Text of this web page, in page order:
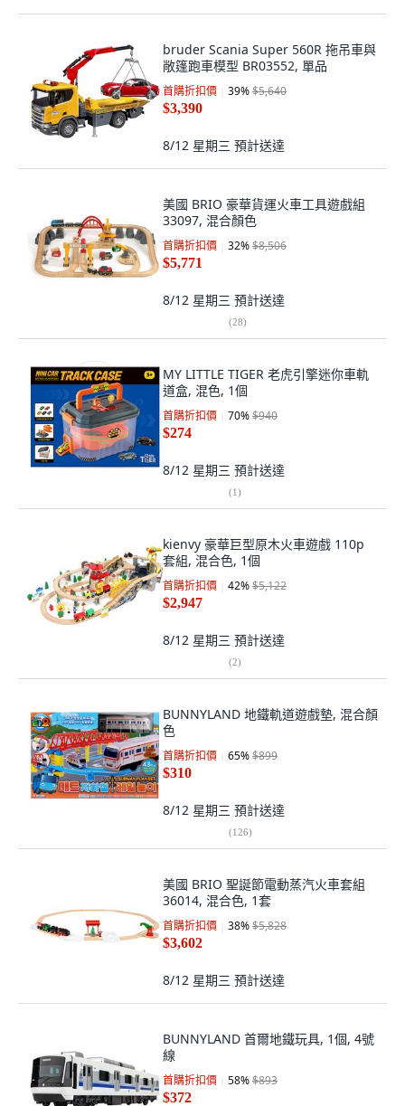
bruder Scania Super 560R 拖吊車與
敞篷跑車模型 BR03552, 單品
首購折扣價 39%$5,640
$3,390
8/12 星期三 預計送達
美國 BRIO 豪華貨運火車工具遊戲組
33097, 混合顏色
首購折扣價 32%$8,506
$5,771
8/12 星期三 預計送達
(28)
MY LITTLE TIGER 老虎引擎迷你車軌
道盒, 混色, 1個
首購折扣價 70%$940
$274
8/12 星期三 預計送達
(1)
kienvy 豪華巨型原木火車遊戲 110p
套組, 混合色, 1個
首購折扣價 42%$5,122
$2,947
8/12 星期三 預計送達
(2)
BUNNYLAND 地鐵軌道遊戲墊, 混合顏
色
首購折扣價 65%$899
$310
8/12 星期三 預計送達
(126)
美國 BRIO 聖誕節電動蒸汽火車套組
36014, 混合色, 1套
首購折扣價 38%$5,828
$3,602
8/12 星期三 預計送達
BUNNYLAND 首爾地鐵玩具, 1個, 4號
線
首購折扣價 58%$893
$372